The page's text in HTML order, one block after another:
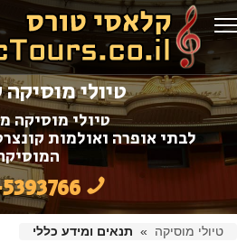
טיולי
טיולי מוסיקה
לבתי אופרה ואולמות
טיולי מוסיקה » תנאים ומידע כללי